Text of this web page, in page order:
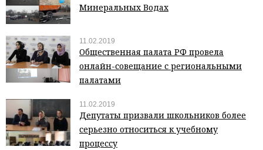
Минеральных Водах
11.02.2019
Общественная палата РФ провела
онлайн-совещание с региональными
палатами
11.02.2019
Депутаты призвали школьников более
серьезно относиться к учебному
процессу